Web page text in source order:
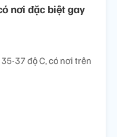
nơi đặc biệt gay
37 độ C, có nơi trên